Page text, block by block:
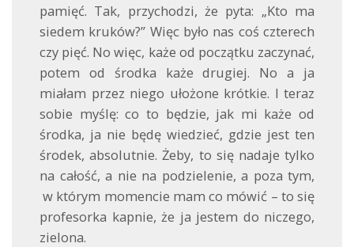
pamięć. Tak, przychodzi, że pyta: „Kto ma
siedem kruków?” Więc było nas coś czterech
czy pięć. No więc, każe od początku zaczynać,
potem od środka każe drugiej. No a ja
miałam przez niego ułożone krótkie. I teraz
sobie myślę: co to będzie, jak mi każe od
środka, ja nie będę wiedzieć, gdzie jest ten
środek, absolutnie. Żeby, to się nadaje tylko
na całość, a nie na podzielenie, a poza tym,
w którym momencie mam co mówić – to się
profesorka kapnie, że ja jestem do niczego,
zielona.